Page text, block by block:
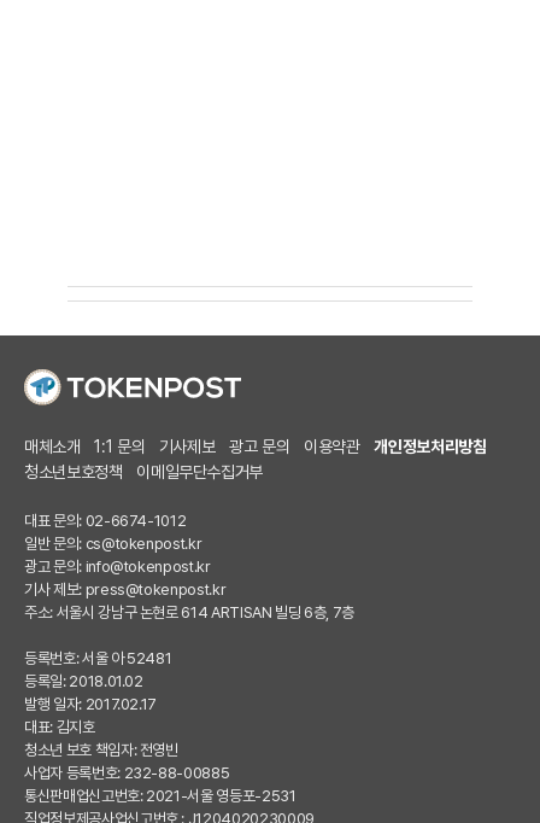
매체소개 1:1 문의 기사제보 광고 문의 이용약관
개인정보처리방침
청소년보호정책
이메일무단수집거부
대표 문의: 02-6674-1012
일반 문의: cs@tokenpost.kr
광고 문의: info@tokenpost.kr
기사 제보: press@tokenpost.kr
주소: 서울시 강남구 논현로 614 ARTISAN 빌딩 6층, 7층
등록번호: 서울 아 52481
등록일: 2018.01.02
발행 일자: 2017.02.17
대표: 김지호
청소년 보호 책임자: 전영빈
사업자 등록번호: 232-88-00885
통신판매업신고번호: 2021-서울 영등포-2531
직업정보제공사업신고번호 : J1204020230009